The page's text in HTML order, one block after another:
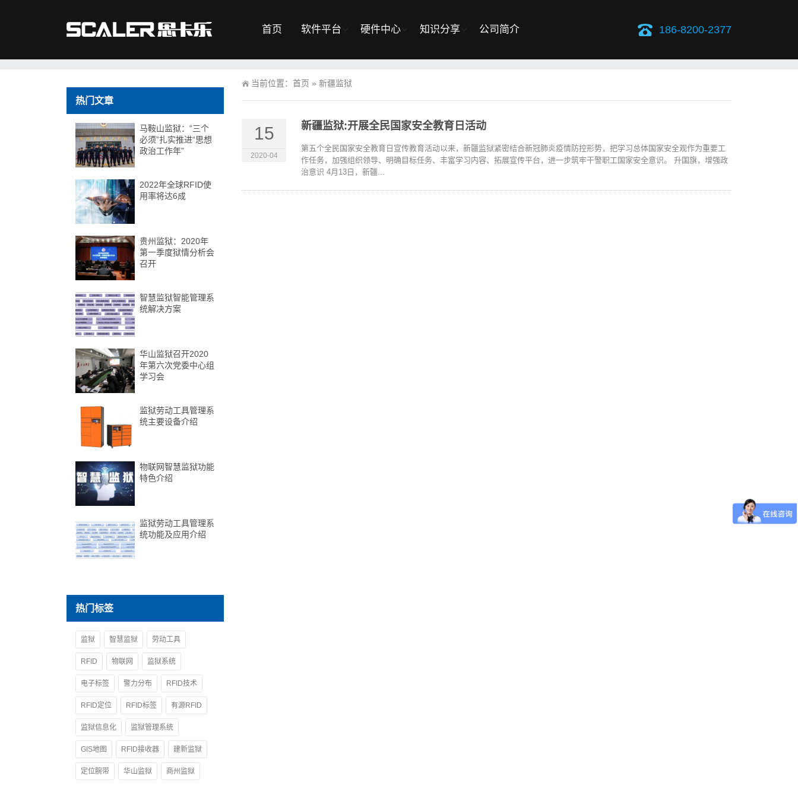
首页 软件平台 硬件中心 知识分享 公司简介 186-8200-2377
当前位置： 首页 » 新疆监狱
15
2020-04
新疆监狱:开展全民国家安全教育日活动
第五个全民国家安全教育日宣传教育活动以来，新疆监狱紧密结合新冠肺炎疫情防控形势，把学习总体国家安全观作为重要工
作任务，加强组织领导、明确目标任务、丰富学习内容、拓展宣传平台，进一步筑牢干警职工国家安全意识。 升国旗，增强政
治意识 4月13日，新疆...
热门文章
马鞍山监狱：“三个
必须”扎实推进“思想
政治工作年”
2022年全球RFID使
用率将达6成
贵州监狱：2020年
第一季度狱情分析会
召开
智慧监狱智能管理系
统解决方案
华山监狱召开2020
年第六次党委中心组
学习会
监狱劳动工具管理系
统主要设备介绍
物联网智慧监狱功能
特色介绍
监狱劳动工具管理系
统功能及应用介绍
热门标签
监狱 智慧监狱 劳动工具
RFID 物联网 监狱系统
电子标签 警力分布 RFID技术
RFID定位 RFID标签 有源RFID
监狱信息化 监狱管理系统
GIS地图 RFID接收器 建新监狱
定位腕带 华山监狱 商州监狱